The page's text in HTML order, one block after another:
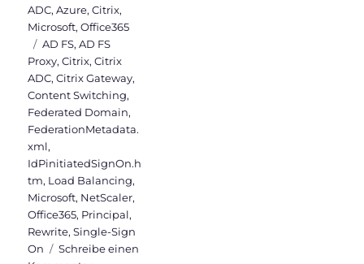
am
ADC,Azure,Citrix,
Microsoft,Office365
Schlagwörter
AD FS,AD FS
Proxy,Citrix,Citrix
ADC,Citrix Gateway,
Content Switching,
Federated Domain,
FederationMetadata.
xml,
IdPinitiatedSignOn.h
tm, Load Balancing,
Microsoft, NetScaler,
Office365, Principal,
Rewrite,Single-Sign
On
Schreibe einen